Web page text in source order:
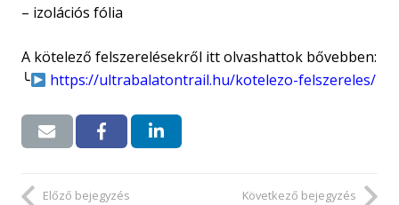
– izolációs fólia
A kötelező felszerelésekről itt olvashattok bővebben:
╰
https://ultrabalatontrail.hu/kotelezo-felszereles/
Előző bejegyzés Következő bejegyzés